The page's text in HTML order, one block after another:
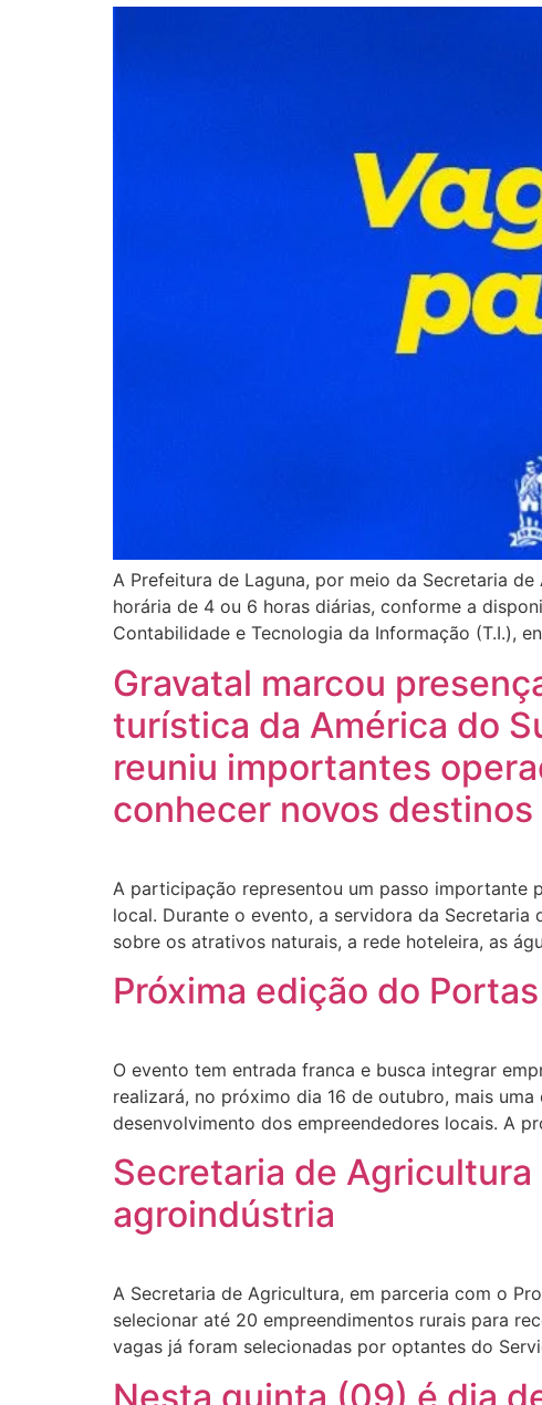
A Prefeitura de Laguna, por meio da Secretaria
horária de 4 ou 6 horas diárias, conforme a
Contabilidade e Tecnologia da Informação (T.I.),
Gravatal marcou
turística da América do
reuniu importantes
conhecer novos
A participação representou um passo importante
local. Durante o evento, a servidora da Secretaria
sobre os atrativos naturais, a rede hoteleira, as
Próxima edição do
O evento tem entrada franca e busca integrar
realizará, no próximo dia 16 de outubro, mais
desenvolvimento dos empreendedores locais. A
Secretaria de
agroindústria
A Secretaria de Agricultura, em parceria com o
selecionar até 20 empreendimentos rurais para
vagas já foram selecionadas por optantes do